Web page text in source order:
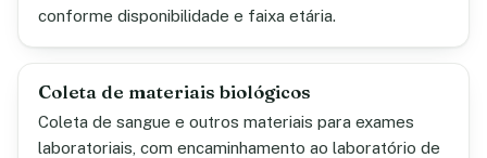
conforme disponibilidade e faixa etária.
Coleta de materiais biológicos
Coleta de sangue e outros materiais para exames
laboratoriais, com encaminhamento ao laboratório de